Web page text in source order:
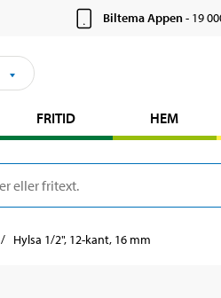
Biltema Appen- 19
FRITID HEM
Hylsa 1/2", 12-kant, 16 mm